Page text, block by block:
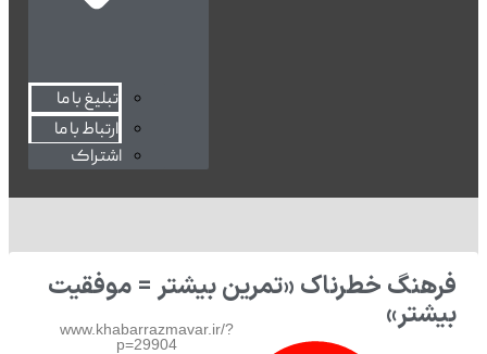
تبلیغ با ما
ارتباط با ما
اشتراک
فرهنگ خطرناک «تمرین بیشتر = موفقیت
بیشتر»
www.khabarrazmavar.ir/?
p=29904